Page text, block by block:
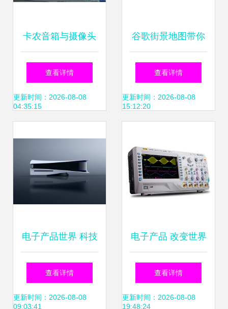
卡农音箱与摄像头
新品闪耀香港电子
展，引领智能硬件
查看详情
更新时间：2026-08-08
04:35:15
谷歌街景地图带你
参观Moto X美国工
厂
查看详情
更新时间：2026-08-08
15:12:20
电子产品世界 科技
如何重塑我们的日
常生活
查看详情
更新时间：2026-08-08
09:03:41
电子产品 改变世界
的创新与未来趋势
查看详情
更新时间：2026-08-08
19:48:24